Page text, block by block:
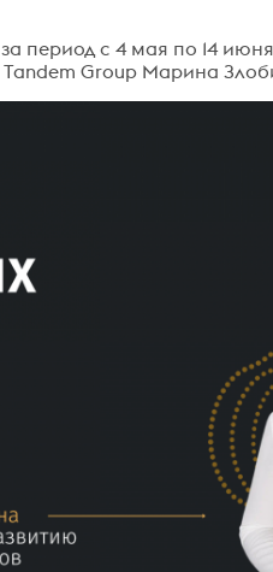
за период с 4 мая по 14
Group Марина